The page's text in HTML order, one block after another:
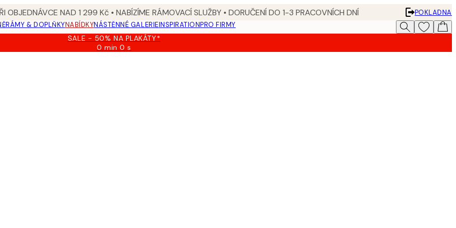
OBJEDNÁVCE NAD 1 299 Kč • NABÍZÍME RÁMOVACÍ SLUŽBY • DORUČENÍ DO 1-3 PRACOVNÍCH DNÍ
POKLADNA
RÁMY & DOPLŇKYNABÍDKYNÁSTĚNNÉ GALERIEINSPIRATIONPRO FIRMY
SALE - 50% NA PLAKÁTY*
0 min0 s
Platné